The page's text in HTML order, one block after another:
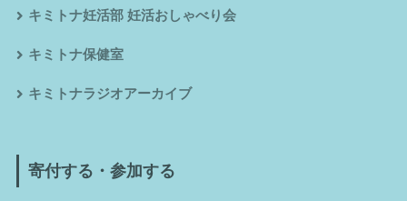
キミトナ妊活部 妊活おしゃべり会
キミトナ保健室
キミトナラジオアーカイブ
寄付する・参加する